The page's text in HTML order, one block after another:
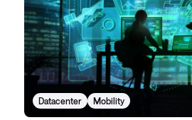
Datacenter Mobility